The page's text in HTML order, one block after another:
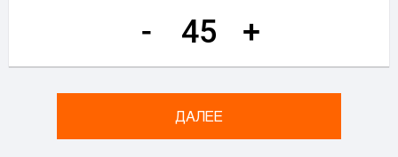
- +
ДАЛЕЕ